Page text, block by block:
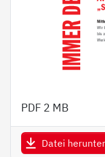
PDF 2 MB
Datei